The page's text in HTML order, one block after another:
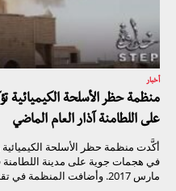
أخبار
منظمة حظر الأسلحة
على اللطامنة آذار العام الماضي
أكَّدت منظمة حظر الأسلحة
مارس 2017. وأضافت المنظمة في تقرير نشرته...